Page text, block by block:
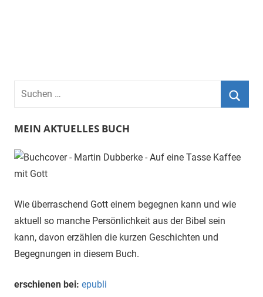
Suchen
nach:
MEIN AKTUELLES BUCH
Wie überraschend Gott einem begegnen kann und wie
aktuell so manche Persönlichkeit aus der Bibel sein
kann, davon erzählen die kurzen Geschichten und
Begegnungen in diesem Buch.
erschienen bei: epubli